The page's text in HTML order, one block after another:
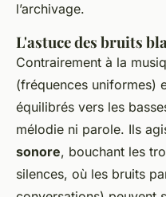
l’archivage.
L'astuce des bruits
Contrairement à la
(fréquences uniformes)
équilibrés vers les
mélodie ni parole. Ils
sonore, bouchant les
silences, où les bruits